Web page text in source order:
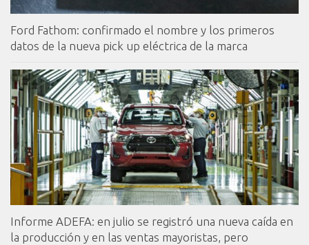
Ford Fathom: confirmado el nombre y los primeros
datos de la nueva pick up eléctrica de la marca
Informe ADEFA: en julio se registró una nueva caída en
la producción y en las ventas mayoristas, pero